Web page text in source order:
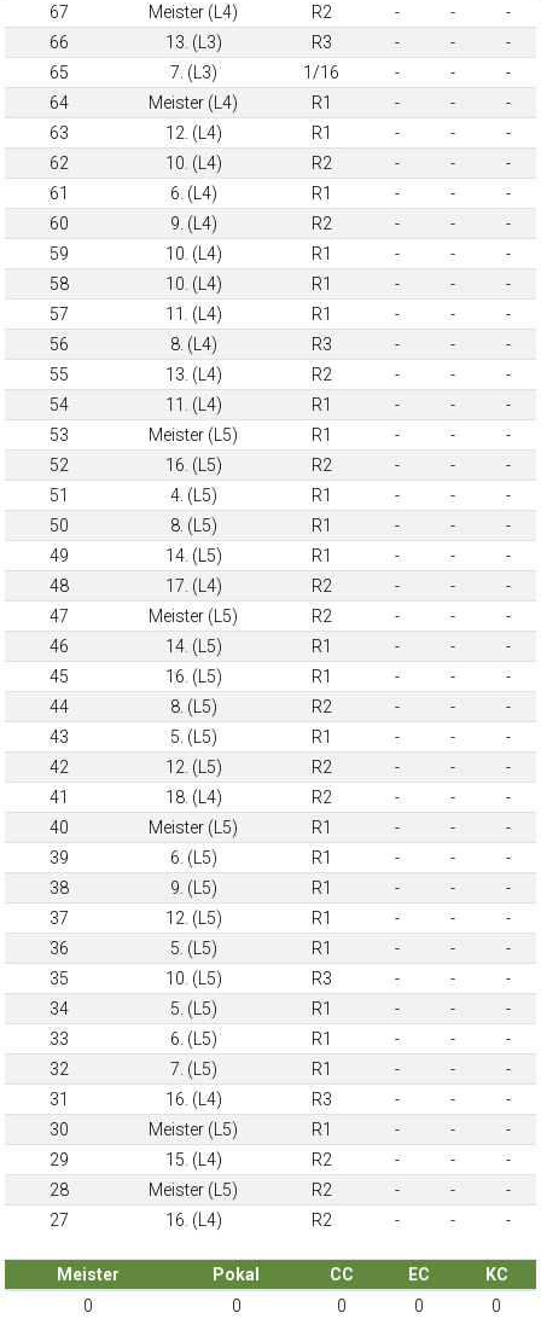
67
Meister (L4) R2 - -
-
66
13. (L3) R3 - -
-
65
7. (L3) 1/16 - -
-
64
Meister (L4) R1 - -
-
63
12. (L4) R1 - -
-
62
10. (L4) R2 - -
-
61
6. (L4) R1 - -
-
60
9. (L4) R2 - -
-
59
10. (L4) R1 - -
-
58
10. (L4) R1 - -
-
57
11. (L4) R1 - -
-
56
8. (L4) R3 - -
-
55
13. (L4) R2 - -
-
54
11. (L4) R1 - -
-
53
Meister (L5) R1 - -
-
52
16. (L5) R2 - -
-
51
4. (L5) R1 - -
-
50
8. (L5) R1 - -
-
49
14. (L5) R1 - -
-
48
17. (L4) R2 - -
-
47
Meister (L5) R2 - -
-
46
14. (L5) R1 - -
-
45
16. (L5) R1 - -
-
44
8. (L5) R2 - -
-
43
5. (L5) R1 - -
-
42
12. (L5) R2 - -
-
41
18. (L4) R2 - -
-
40
Meister (L5) R1 - -
-
39
6. (L5) R1 - -
-
38
9. (L5) R1 - -
-
37
12. (L5) R1 - -
-
36
5. (L5) R1 - -
-
35
10. (L5) R3 - -
-
34
5. (L5) R1 - -
-
33
6. (L5) R1 - -
-
32
7. (L5) R1 - -
-
31
16. (L4) R3 - -
-
30
Meister (L5) R1 - -
-
29
15. (L4) R2 - -
-
28
Meister (L5) R2 - -
-
27
16. (L4) R2 - - -
Meister Pokal CC EC
KC
0
0 0 0 0